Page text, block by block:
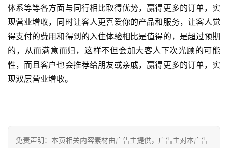
我
们
联
系
我
们
体系等等各方面与同行相比取得优势，赢得更多的订单，实
现营业增收，同时让客人更喜爱你的产品和服务，让客人觉
得支付的费用和得到的入住体验相比是值得的，是超过预期
的，从而满意而归，这样不但会加大客人下次光顾的可能
性，而且客户也会推荐给朋友或亲戚，赢得更多的订单，实
现双层营业增收。
免责声明：本页相关内容素材由广告主提供，广告主对本广告